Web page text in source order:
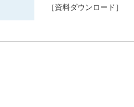
［資料ダウンロード］